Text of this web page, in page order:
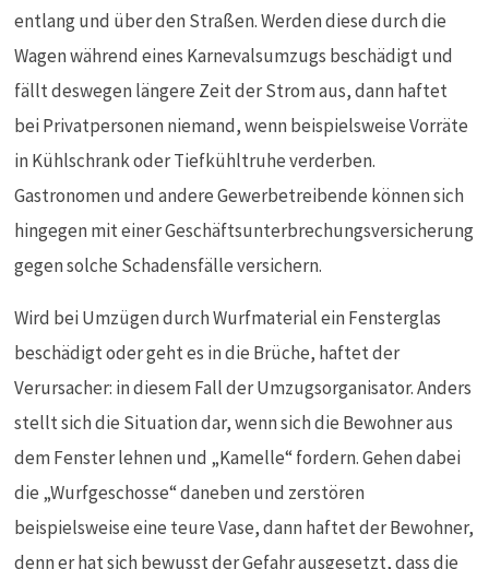
entlang und über den Straßen. Werden diese durch die
Wagen während eines Karnevalsumzugs beschädigt und
fällt deswegen längere Zeit der Strom aus, dann haftet
bei Privatpersonen niemand, wenn beispielsweise Vorräte
in Kühlschrank oder Tiefkühltruhe verderben.
Gastronomen und andere Gewerbetreibende können sich
hingegen mit einer Geschäftsunterbrechungsversicherung
gegen solche Schadensfälle versichern.
Wird bei Umzügen durch Wurfmaterial ein Fensterglas
beschädigt oder geht es in die Brüche, haftet der
Verursacher: in diesem Fall der Umzugsorganisator. Anders
stellt sich die Situation dar, wenn sich die Bewohner aus
dem Fenster lehnen und „Kamelle“ fordern. Gehen dabei
die „Wurfgeschosse“ daneben und zerstören
beispielsweise eine teure Vase, dann haftet der Bewohner,
denn er hat sich bewusst der Gefahr ausgesetzt, dass die